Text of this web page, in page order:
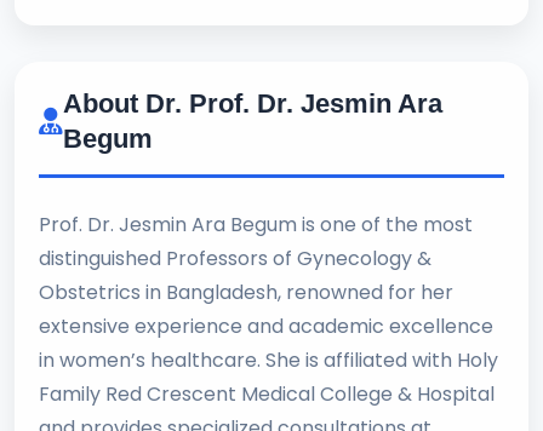
About Dr. Prof. Dr. Jesmin Ara
Begum
Prof. Dr. Jesmin Ara Begum is one of the most
distinguished Professors of Gynecology &
Obstetrics in Bangladesh, renowned for her
extensive experience and academic excellence
in women’s healthcare. She is affiliated with Holy
Family Red Crescent Medical College & Hospital